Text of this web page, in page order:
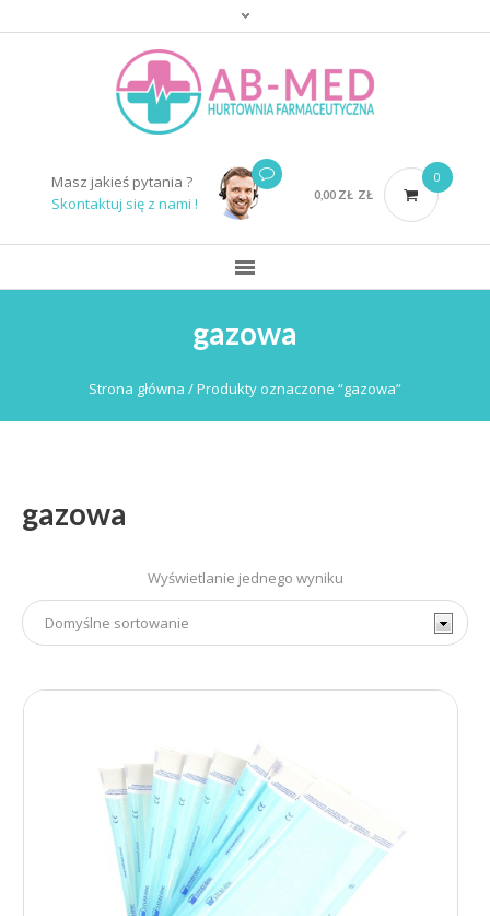
Masz jakieś pytania ?
Skontaktuj się z nami !
0,00 ZŁ ZŁ
0
gazowa
Strona główna / Produkty oznaczone “gazowa”
gazowa
Wyświetlanie jednego wyniku